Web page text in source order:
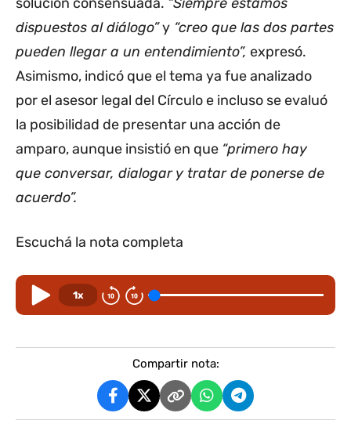
dispuestos al diálogo”y “creo que las dos partes
pueden llegar a un entendimiento”, expresó.
Asimismo, indicó que el tema ya fue analizado
por el asesor legal del Círculo e incluso se evaluó
la posibilidad de presentar una acción de
amparo, aunque insistió en que “primero hay
que conversar, dialogar y tratar de ponerse de
acuerdo”.
Escuchá la nota completa
1x
Compartir nota: